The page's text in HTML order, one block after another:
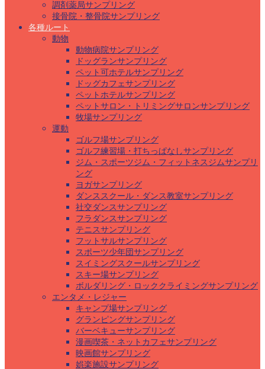
調剤薬局サンプリング
接骨院・整骨院サンプリング
各種ルート
動物
動物病院サンプリング
ドッグランサンプリング
ペット可ホテルサンプリング
ドッグカフェサンプリング
ペットホテルサンプリング
ペットサロン・トリミングサロンサンプリング
牧場サンプリング
運動
ゴルフ場サンプリング
ゴルフ練習場・打ちっぱなしサンプリング
ジム・スポーツジム・フィットネスジムサンプリ
ング
ヨガサンプリング
ダンススクール・ダンス教室サンプリング
社交ダンスサンプリング
フラダンスサンプリング
テニスサンプリング
フットサルサンプリング
スポーツ少年団サンプリング
スイミングスクールサンプリング
スキー場サンプリング
ボルダリング・ロッククライミングサンプリング
エンタメ・レジャー
キャンプ場サンプリング
グランピングサンプリング
バーベキューサンプリング
漫画喫茶・ネットカフェサンプリング
映画館サンプリング
娯楽施設サンプリング